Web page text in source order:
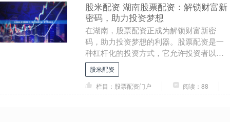
股米配资 湖南股票配资：解锁财富新
密码，助力投资梦想
在湖南，股票配资正成为解锁财富新密
码，助力投资梦想的利器。股票配资是一
种杠杆化的投资方式，它允许投资者以较
少的自有资金撬动更大的资金进行股票投
资，从而放大投资收....
股米配资
栏目：股票配资门户
阅读：88